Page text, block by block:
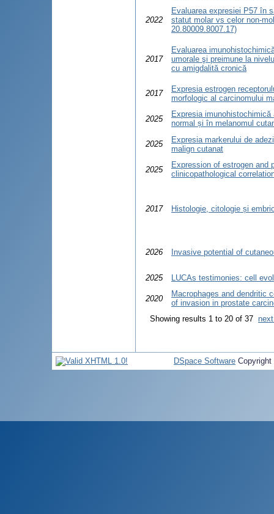
2022
Evaluarea expresiei P57 în
statut molar vs celor non-
20.80009.8007.17)
2017
Evaluarea
umorale şi preimune la
cu amigdalită cronică
2017
Expresia estrogen
morfologic al carcinomului
2025
Expresia
normal și în melanomul
2025
Expresia markerului de
malign cutanat
2025
Expression of estrogen and
clinicopathological
2017 Histologie, citologie și
2026 Invasive potential of
2025 LUCAs testimonies: cell
2020
Macrophages and dendritic
of invasion in prostate
Showing results 1 to 20 of 37
DSpace Software